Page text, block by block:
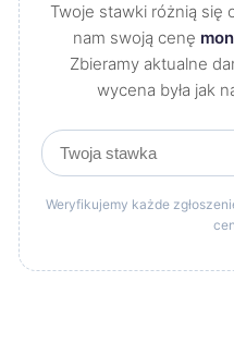
Twoje stawki różnią się
nam swoją cenę
Zbieramy aktualne
wycena była jak
Weryfikujemy każde